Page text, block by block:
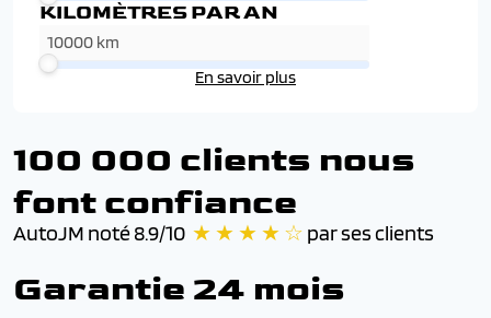
KILOMÈTRES PAR AN
En savoir plus
100 000 clients nous
font confiance
AutoJM noté 8.9/10 ★ ★ ★ ★ ☆ par ses clients
Garantie 24 mois